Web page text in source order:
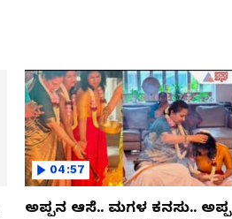
ವರ್ಷದಲ್ಲಿ ನಾರಿಶಕ್ತಿಯಲ್ಲಾದ
ಬದಲಾವಣೆ ಏನು?
ಮಹಿಳಾ ಸಬಲೀಕರಣಕ್ಕೆ
ಕೇಂದ್ರದ ಕ್ರಾಂತಿಕಾರಿ
ನಡೆ,ಭಾರತೀಯ ನಾರಿಯರ
ಮನಗೆದ್ದ ಯೋಜನೆ ಯಾವುದು
04:57
ಅಪ್ಪನ ಆಸೆ.. ಮಗಳ ಕನಸು.. ಅಪ್ಪ